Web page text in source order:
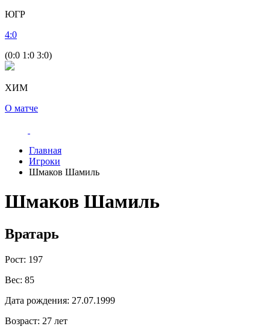
ЮГР
4:0
(0:0 1:0 3:0)
ХИМ
О матче
Главная
Игроки
Шмаков Шамиль
Шмаков Шамиль
Вратарь
Рост: 197
Вес: 85
Дата рождения: 27.07.1999
Возраст: 27 лет